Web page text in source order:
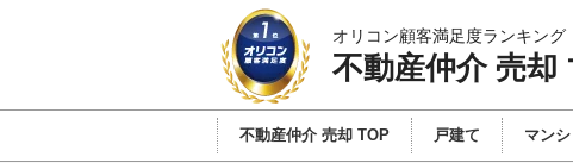
オリコン顧客満足度ランキング
不動産仲介 売却
不動産仲介 売却 TOP 戸建て マン